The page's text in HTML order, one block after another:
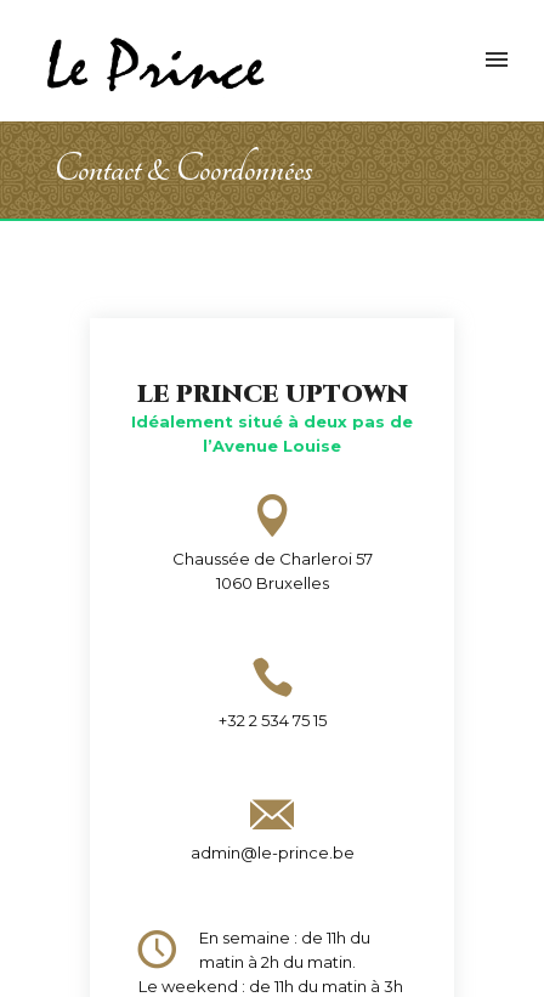
Contact & Coordonnées
LE PRINCE UPTOWN
Idéalement situé à deux pas de
l’Avenue Louise
Chaussée de Charleroi 57
1060 Bruxelles
+32 2 534 75 15
admin@le-prince.be
En semaine : de 11h du
matin à 2h du matin.
Le weekend : de 11h du matin à 3h